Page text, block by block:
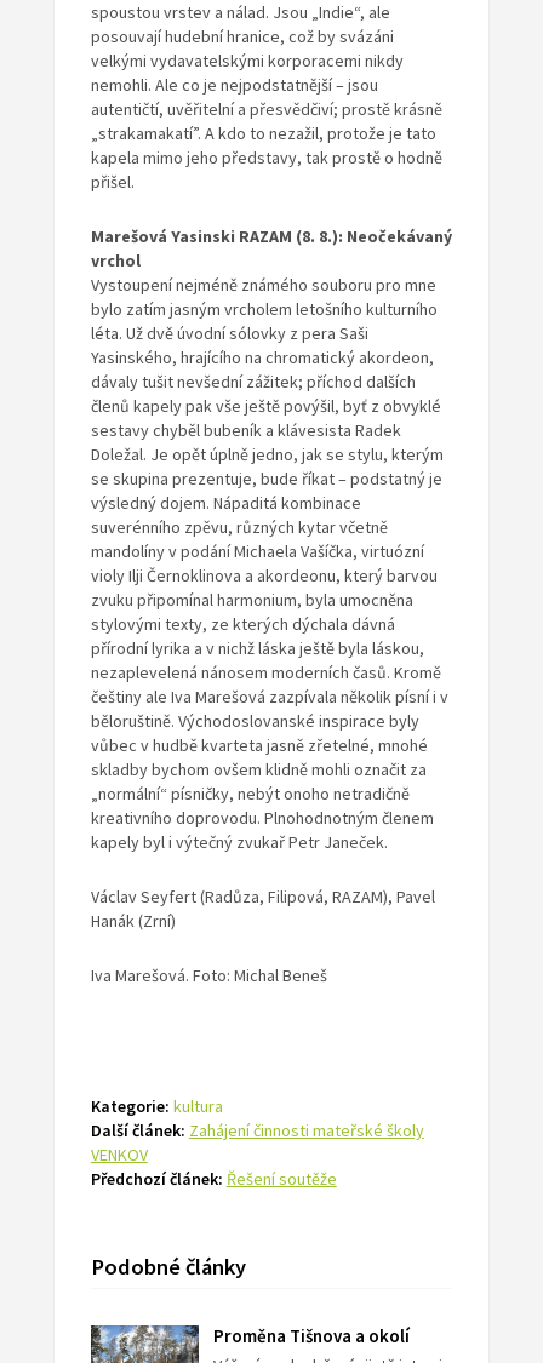
spoustou vrstev a nálad. Jsou „Indie“, ale
posouvají hudební hranice, což by svázáni
velkými vydavatelskými korporacemi nikdy
nemohli. Ale co je nejpodstatnější – jsou
autentičtí, uvěřitelní a přesvědčiví; prostě krásně
„strakamakatí”. A kdo to nezažil, protože je tato
kapela mimo jeho představy, tak prostě o hodně
přišel.
Marešová Yasinski RAZAM (8. 8.): Neočekávaný
vrchol
Vystoupení nejméně známého souboru pro mne
bylo zatím jasným vrcholem letošního kulturního
léta. Už dvě úvodní sólovky z pera Saši
Yasinského, hrajícího na chromatický akordeon,
dávaly tušit nevšední zážitek; příchod dalších
členů kapely pak vše ještě povýšil, byť z obvyklé
sestavy chyběl bubeník a klávesista Radek
Doležal. Je opět úplně jedno, jak se stylu, kterým
se skupina prezentuje, bude říkat – podstatný je
výsledný dojem. Nápaditá kombinace
suverénního zpěvu, různých kytar včetně
mandolíny v podání Michaela Vašíčka, virtuózní
violy Ilji Černoklinova a akordeonu, který barvou
zvuku připomínal harmonium, byla umocněna
stylovými texty, ze kterých dýchala dávná
přírodní lyrika a v nichž láska ještě byla láskou,
nezaplevelená nánosem moderních časů. Kromě
češtiny ale Iva Marešová zazpívala několik písní i v
běloruštině. Východoslovanské inspirace byly
vůbec v hudbě kvarteta jasně zřetelné, mnohé
skladby bychom ovšem klidně mohli označit za
„normální“ písničky, nebýt onoho netradičně
kreativního doprovodu. Plnohodnotným členem
kapely byl i výtečný zvukař Petr Janeček.
Václav Seyfert (Radůza, Filipová, RAZAM), Pavel
Hanák (Zrní)
Iva Marešová. Foto: Michal Beneš
Kategorie: kultura
Další článek: Zahájení činnosti mateřské školy
VENKOV
Předchozí článek: Řešení soutěže
Podobné články
Proměna Tišnova a okolí